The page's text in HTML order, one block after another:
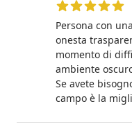
Persona con
onesta
momento di
ambiente
Se avete
campo è la